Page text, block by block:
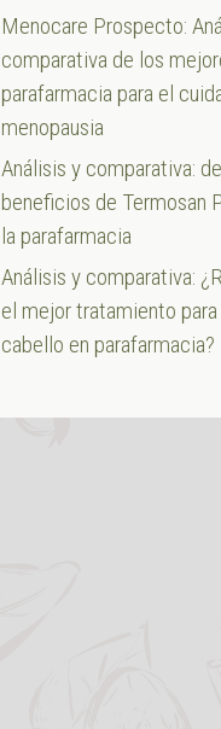
Menocare Prospecto:
comparativa de los
parafarmacia para el
menopausia
Análisis y comparativa:
beneficios de Termosan
la parafarmacia
Análisis y comparativa:
el mejor tratamiento
cabello en parafarmacia?